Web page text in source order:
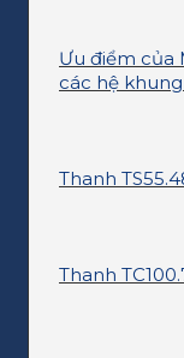
Ưu điểm của
các hệ
Thanh
Thanh